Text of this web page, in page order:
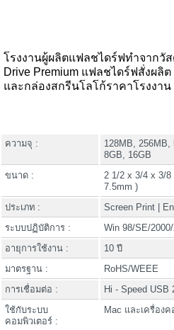
โรงงานผู้ผลิตแฟลชไดร์ฟทำจากวั
Drive Premium แฟลชไดร์ฟสั่งผลิ
และกล่องสกรีนโลโก้ราคาโรงงา
ความจุ :
128MB,
8GB, 16GB
ขนาด :
2 1/2 x 3/4 x 3/8
7.5mm )
ประเภท :
Screen Print |
ระบบปฏิบัติการ :
Win 98/SE/
อายุการใช้งาน :
10 ปี
มาตรฐาน :
RoHS/WEEE
การเชื่อมต่อ :
Hi - Speed USB
ใช้กับระบบ
คอมพิวเตอร์ :
Mac และเครื่องค